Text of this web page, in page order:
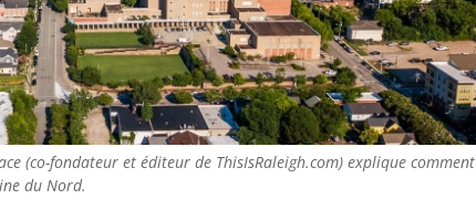
(co-fondateur et éditeur de ThisIsRaleigh.com) explique comment
du Nord.